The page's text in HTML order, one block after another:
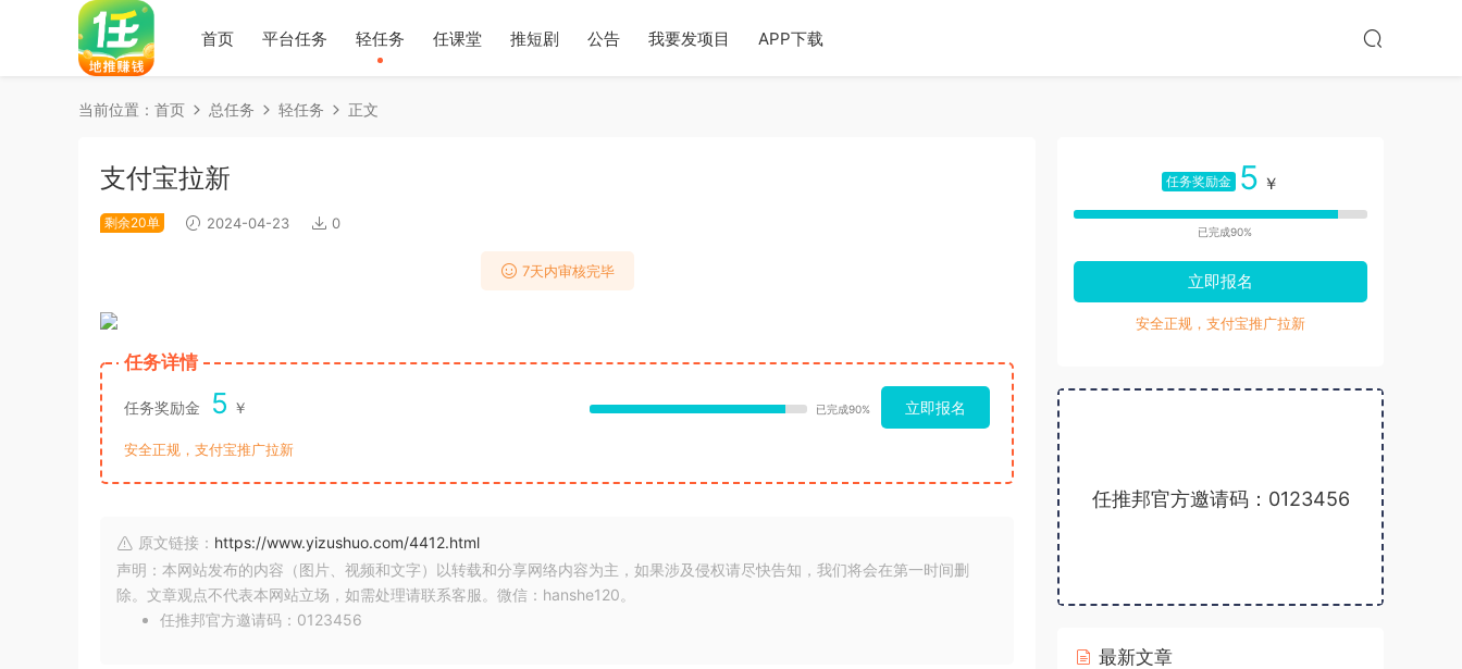
首页 平台任务 轻任务 任课堂 推短剧 公告 我要发项目 APP下载
当前位置： 首页 总任务 轻任务 正文
支付宝拉新
剩余20单 2024-04-23 0
7天内审核完毕
任务详情
任务奖励金 5 ￥ 已完成90% 立即报名
安全正规，支付宝推广拉新
原文链接： https://www.yizushuo.com/4412.html
声明：本网站发布的内容（图片、视频和文字）以转载和分享网络内容为主，如果涉及侵权请尽快告知，我们将会在第一时间删
除。文章观点不代表本网站立场，如需处理请联系客服。微信：hanshe120。
任推邦官方邀请码：0123456
任务奖励金 5 ￥
已完成90%
立即报名
安全正规，支付宝推广拉新
任推邦官方邀请码：0123456
最新文章